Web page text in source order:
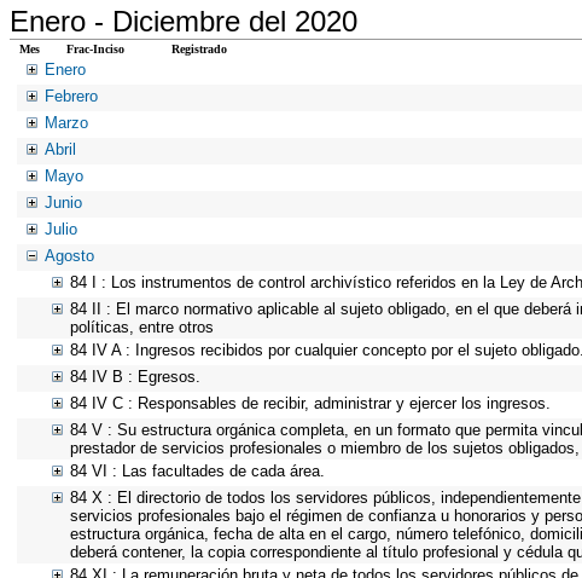
Enero - Diciembre del 2020
Mes Frac-Inciso Registrado
Enero
Febrero
Marzo
Abril
Mayo
Junio
Julio
Agosto
84 I : Los instrumentos de control archivístico referidos en la Ley de
84 II : El marco normativo aplicable al sujeto obligado, en el que
políticas, entre otros
84 IV A : Ingresos recibidos por cualquier concepto por el sujeto obligado.
84 IV B : Egresos.
84 IV C : Responsables de recibir, administrar y ejercer los ingresos.
84 V : Su estructura orgánica completa, en un formato que permita
prestador de servicios profesionales o miembro de los sujetos
84 VI : Las facultades de cada área.
84 X : El directorio de todos los servidores públicos,
servicios profesionales bajo el régimen de confianza u honorarios y
estructura orgánica, fecha de alta en el cargo, número telefónico,
deberá contener, la copia correspondiente al título profesional y cédula